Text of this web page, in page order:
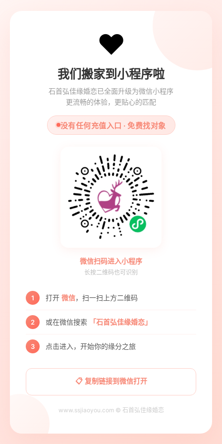
❤️
我们搬家到小程序啦
石首弘佳缘婚恋已全面升级为微信小程序
更流畅的体验，更贴心的匹配
没有任何充值入口 · 免费找对象
微信扫码进入小程序
长按二维码也可识别
1 打开 微信，扫一扫上方二维码
2 或在微信搜索 「石首弘佳缘婚恋」
3 点击进入，开始你的缘分之旅
📋 复制链接到微信打开
www.ssjiaoyou.com © 石首弘佳缘婚恋